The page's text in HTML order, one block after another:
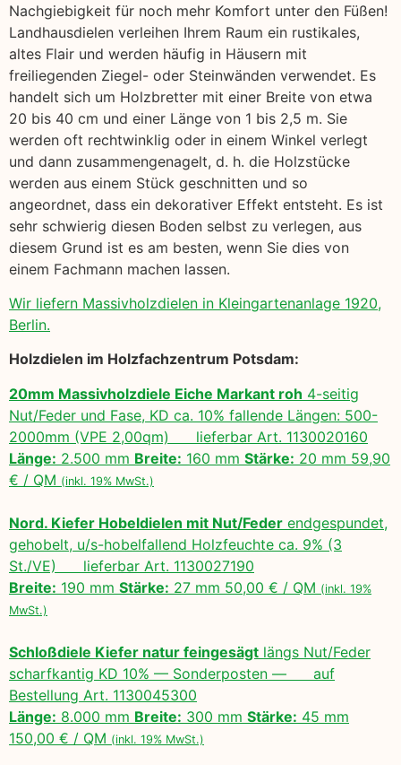
Nachgiebigkeit für noch mehr Komfort unter den Füßen!
Landhausdielen verleihen Ihrem Raum ein rustikales,
altes Flair und werden häufig in Häusern mit
freiliegenden Ziegel- oder Steinwänden verwendet. Es
handelt sich um Holzbretter mit einer Breite von etwa
20 bis 40 cm und einer Länge von 1 bis 2,5 m. Sie
werden oft rechtwinklig oder in einem Winkel verlegt
und dann zusammengenagelt, d. h. die Holzstücke
werden aus einem Stück geschnitten und so
angeordnet, dass ein dekorativer Effekt entsteht. Es ist
sehr schwierig diesen Boden selbst zu verlegen, aus
diesem Grund ist es am besten, wenn Sie dies von
einem Fachmann machen lassen.
Wir liefern Massivholzdielen in Kleingartenanlage 1920,
Berlin.
Holzdielen im Holzfachzentrum Potsdam:
20mm Massivholzdiele Eiche Markant roh 4-seitig
Nut/Feder und Fase, KD ca. 10% fallende Längen: 500-
2000mm (VPE 2,00qm) lieferbar Art. 1130020160
Länge: 2.500 mm Breite: 160 mm Stärke: 20 mm 59,90
€ / QM (inkl. 19% MwSt.)
Nord. Kiefer Hobeldielen mit Nut/Feder endgespundet,
gehobelt, u/s-hobelfallend Holzfeuchte ca. 9% (3
St./VE) lieferbar Art. 1130027190
Breite: 190 mm Stärke: 27 mm 50,00 € / QM (inkl. 19%
MwSt.)
Schloßdiele Kiefer natur feingesägt längs Nut/Feder
scharfkantig KD 10% — Sonderposten — auf
Bestellung Art. 1130045300
Länge: 8.000 mm Breite: 300 mm Stärke: 45 mm
150,00 € / QM (inkl. 19% MwSt.)